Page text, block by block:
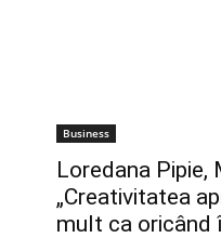
Business
Loredana Pipie,
„Creativitatea
mult ca oricând